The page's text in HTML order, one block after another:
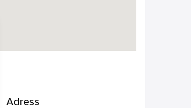
Adress